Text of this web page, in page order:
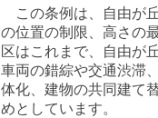
この条例は、自由が
の位置の制限、高さの
区はこれまで、自由が
車両の錯綜や交通渋滞
体化、建物の共同建て
めとしています。